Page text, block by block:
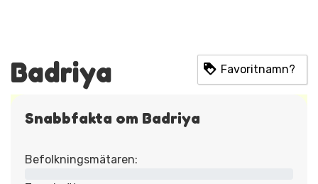
Badriya Favoritnamn?
Snabbfakta om Badriya
Befolkningsmätaren: